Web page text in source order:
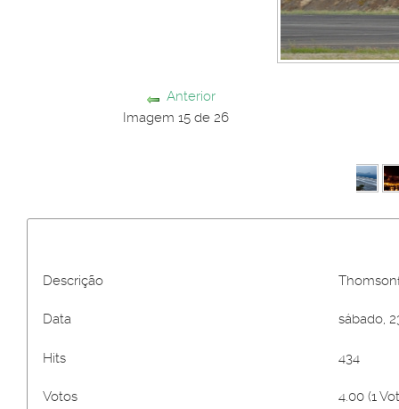
Anterior
Imagem 15 de 26
Descrição
Data sábado,
Hits 434
Votos 4.00 (1